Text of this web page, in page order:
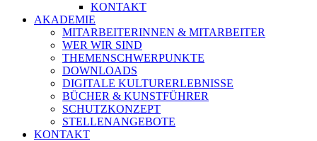
KONTAKT
AKADEMIE
MITARBEITERINNEN & MITARBEITER
WER WIR SIND
THEMENSCHWERPUNKTE
DOWNLOADS
DIGITALE KULTURERLEBNISSE
BÜCHER & KUNSTFÜHRER
SCHUTZKONZEPT
STELLENANGEBOTE
KONTAKT